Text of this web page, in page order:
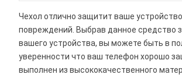
Чехол отлично защитит ваше
повреждений. Выбрав данное средство
вашего устройства, вы можете быть в
уверенности что ваш телефон хорошо
выполнен из высококачественного